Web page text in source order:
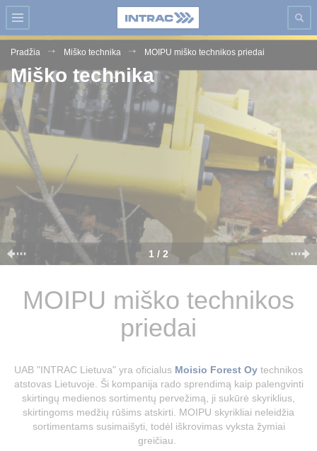
Pradžia Miško technika MOIPU miško technikos priedai
Miško technika
2 / 2
MOIPU miško technikos
priedai
UAB "INTRAC Lietuva" yra oficialus Moisio Forest Oy technikos
atstovas Lietuvoje. Ši kompanija rado sprendimą kaip palengvinti
skirtingų medienos sortimentų pervežimą, ji sukūrė skyriklius,
skirtingoms medžių rūšims atskirti. MOIPU skyrikliai neleidžia
sortimentams susimaišyti, todėl iškrovimas vyksta žymiai
greičiau.